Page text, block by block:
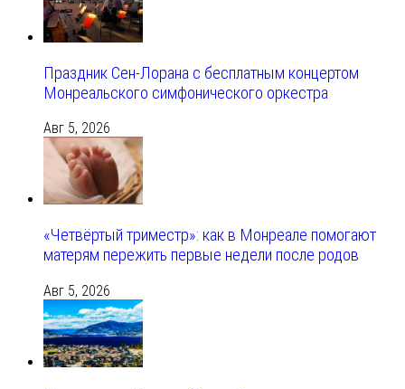
Праздник Сен-Лорана с бесплатным концертом
Монреальского симфонического оркестра
Авг 5, 2026
«Четвёртый триместр»: как в Монреале помогают
матерям пережить первые недели после родов
Авг 5, 2026